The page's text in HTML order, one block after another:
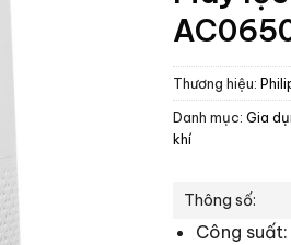
Thương hiệu:
Danh mục: Gia
khí
Thông số:
Công suất: